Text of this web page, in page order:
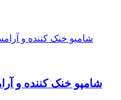
شامپو خنک کننده و